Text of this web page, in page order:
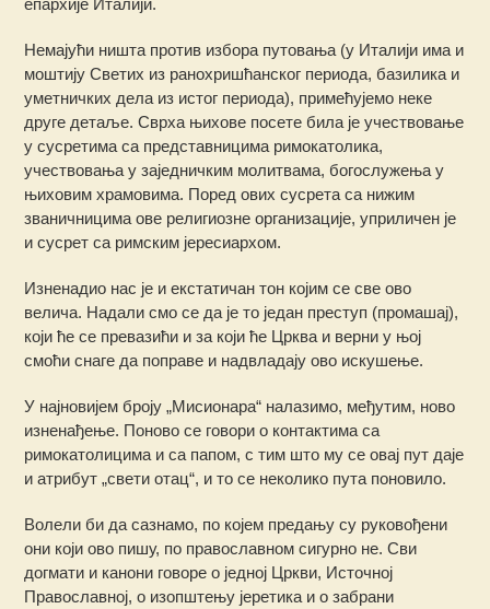
епархије Италији.
Немајући ништа против избора путовања (у Италији има и
моштију Светих из ранохришћанског периода, базилика и
уметничких дела из истог периода), примећујемо неке
друге детаље. Сврха њихове посете била је учествовање
у сусретима са представницима римокатолика,
учествовања у заједничким молитвама, богослужења у
њиховим храмовима. Поред ових сусрета са нижим
званичницима ове религиозне организације, уприличен је
и сусрет са римским јересиархом.
Изненадио нас је и екстатичан тон којим се све ово
велича. Надали смо се да је то један преступ (промашај),
који ће се превазићи и за који ће Црква и верни у њој
смоћи снаге да поправе и надвладају ово искушење.
У најновијем броју „Мисионара“ налазимо, међутим, ново
изненађење. Поново се говори о контактима са
римокатолицима и са папом, с тим што му се овај пут даје
и атрибут „свети отац“, и то се неколико пута поновило.
Волели би да сазнамо, по којем предању су руковођени
они који ово пишу, по православном сигурно не. Сви
догмати и канони говоре о једној Цркви, Источној
Православној, о изопштењу јеретика и о забрани